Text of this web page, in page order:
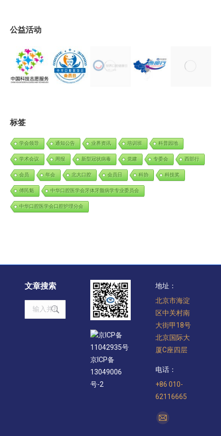
公益活动
标签
学会领导 通知公告 业界资讯 培训班 科普园地
学术会议 周报 新型冠状病毒 党建 专委会 西部行
会员 年会 北大口腔 会员日 科协 科技奖
傅民魁 中华口腔医学会牙体牙髓病学专业委员会
中华口腔医学会口腔护理分会
文章搜索
Search:
京ICP备
11042935号
京ICP备
13049006
号-2
地址：
北京市海淀
区中关村南
大街甲18号
北京国际大
厦C座四层
电话：
+86 010-
62116665
找到我们：
Mail